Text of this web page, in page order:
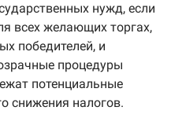
нужд, если
всех желающих торгах,
победителей, и
процедуры
потенциальные
снижения налогов.